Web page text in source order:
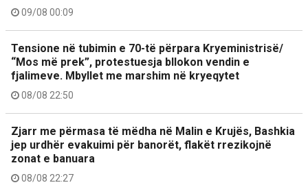
09/08 00:09
Tensione në tubimin e 70-të përpara Kryeministrisë/
“Mos më prek”, protestuesja bllokon vendin e
fjalimeve. Mbyllet me marshim në kryeqytet
08/08 22:50
Zjarr me përmasa të mëdha në Malin e Krujës, Bashkia
jep urdhër evakuimi për banorët, flakët rrezikojnë
zonat e banuara
08/08 22:27